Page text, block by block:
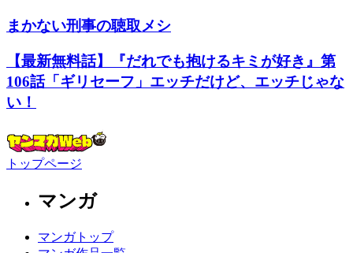
まかない刑事の聴取メシ
【最新無料話】『だれでも抱けるキミが好き』第
106話「ギリセーフ」エッチだけど、エッチじゃな
い！
トップページ
マンガ
マンガトップ